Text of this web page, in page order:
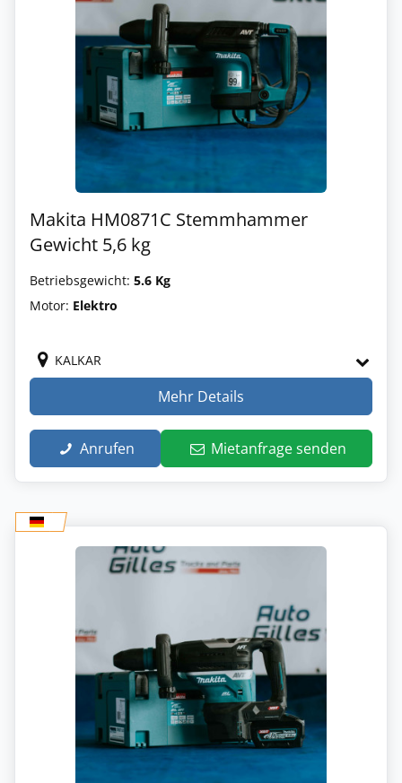
Makita HM0871C Stemmhammer
Gewicht 5,6 kg
Betriebsgewicht: 5.6 Kg
Motor: Elektro
KALKAR
Mehr Details
Anrufen Mietanfrage senden